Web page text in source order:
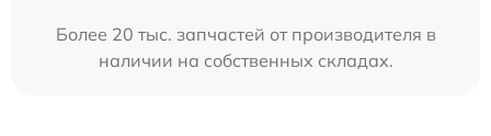
Более 20 тыс. запчастей от производителя в
наличии на собственных складах.